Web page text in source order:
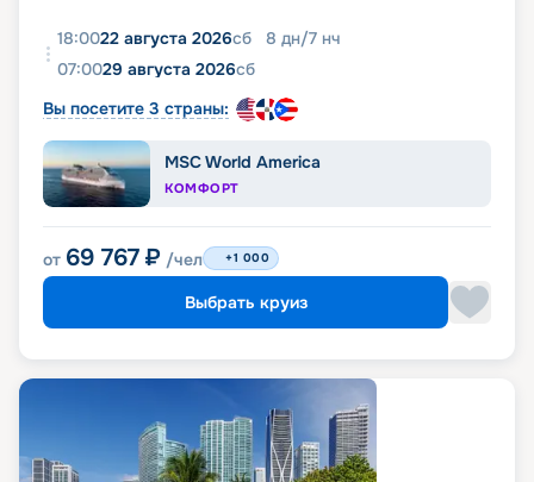
18:0022 августа 2026сб 8 дн/7 нч
07:0029 августа 2026сб
Вы посетите 3 страны:
MSC World America
КОМФОРТ
от 69 767 ₽ /чел +1 000
Выбрать круиз